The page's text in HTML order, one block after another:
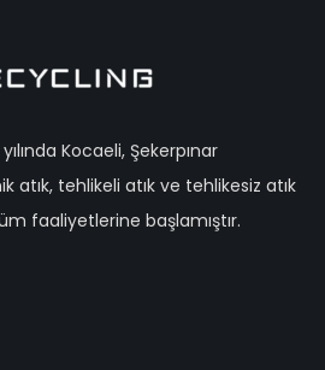
Kocaeli, Şekerpınar
atık, tehlikeli atık ve tehlikesiz atık
faaliyetlerine başlamıştır.